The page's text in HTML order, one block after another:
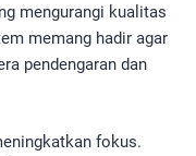
mengurangi kualitas
memang hadir agar
pendengaran dan
fokus.